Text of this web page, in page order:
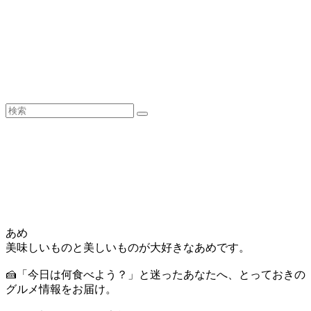
あめ
美味しいものと美しいものが大好きなあめです。
🍰「今日は何食べよう？」と迷ったあなたへ、とっておきの
グルメ情報をお届け。